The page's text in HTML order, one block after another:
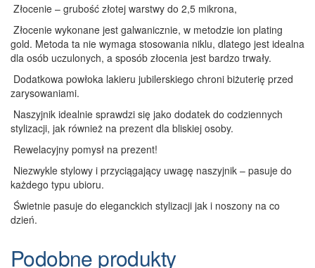
Złocenie – grubość złotej warstwy do 2,5 mikrona,
Złocenie wykonane jest galwanicznie, w metodzie ion plating
gold. Metoda ta nie wymaga stosowania niklu, dlatego jest idealna
dla osób uczulonych, a sposób złocenia jest bardzo trwały.
Dodatkowa powłoka lakieru jubilerskiego chroni biżuterię przed
zarysowaniami.
Naszyjnik idealnie sprawdzi się jako dodatek do codziennych
stylizacji, jak również na prezent dla bliskiej osoby.
Rewelacyjny pomysł na prezent!
Niezwykle stylowy i przyciągający uwagę naszyjnik – pasuje do
każdego typu ubioru.
Świetnie pasuje do eleganckich stylizacji jak i noszony na co
dzień.
Podobne produkty